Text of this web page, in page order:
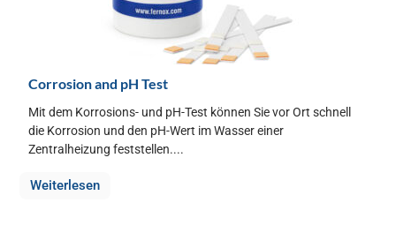
Corrosion and pH Test
Mit dem Korrosions- und pH-Test können Sie vor Ort schnell
die Korrosion und den pH-Wert im Wasser einer
Zentralheizung feststellen....
Weiterlesen